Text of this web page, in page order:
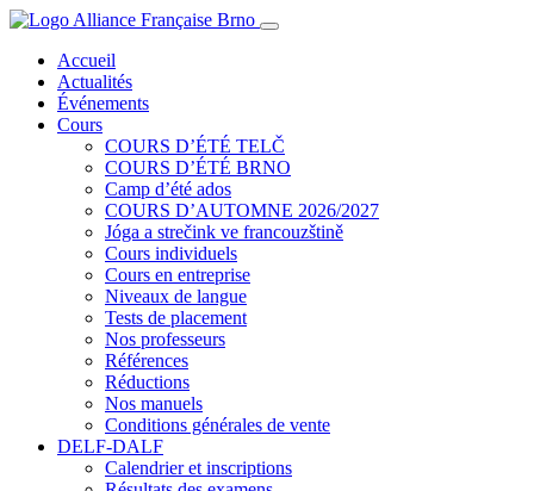
Accueil
Actualités
Événements
Cours
COURS D’ÉTÉ TELČ
COURS D’ÉTÉ BRNO
Camp d’été ados
COURS D’AUTOMNE 2026/2027
Jóga a strečink ve francouzštině
Cours individuels
Cours en entreprise
Niveaux de langue
Tests de placement
Nos professeurs
Références
Réductions
Nos manuels
Conditions générales de vente
DELF-DALF
Calendrier et inscriptions